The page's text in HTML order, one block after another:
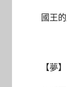
國王
【夢】